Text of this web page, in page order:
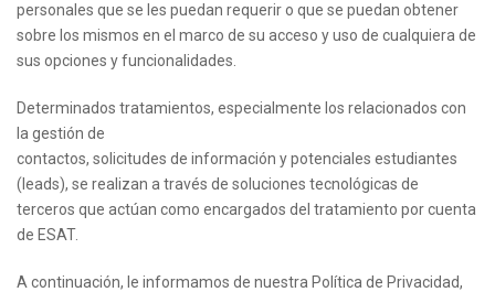
personales que se les puedan requerir o que se puedan obtener
sobre los mismos en el marco de su acceso y uso de cualquiera de
sus opciones y funcionalidades.
Determinados tratamientos, especialmente los relacionados con
la gestión de
contactos, solicitudes de información y potenciales estudiantes
(leads), se realizan a través de soluciones tecnológicas de
terceros que actúan como encargados del tratamiento por cuenta
de ESAT.
A continuación, le informamos de nuestra Política de Privacidad,